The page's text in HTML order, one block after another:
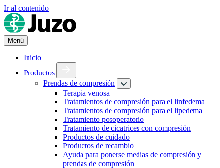
Ir al contenido
Menú
Inicio
Productos
Prendas de compresión
Terapia venosa
Tratamientos de compresión para el linfedema
Tratamientos de compresión para el lipedema
Tratamiento posoperatorio
Tratamiento de cicatrices con compresión
Productos de cuidado
Productos de recambio
Ayuda para ponerse medias de compresión y
prendas de compresión